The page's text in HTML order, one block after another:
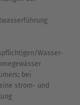
Wasser-
bei
strom- und